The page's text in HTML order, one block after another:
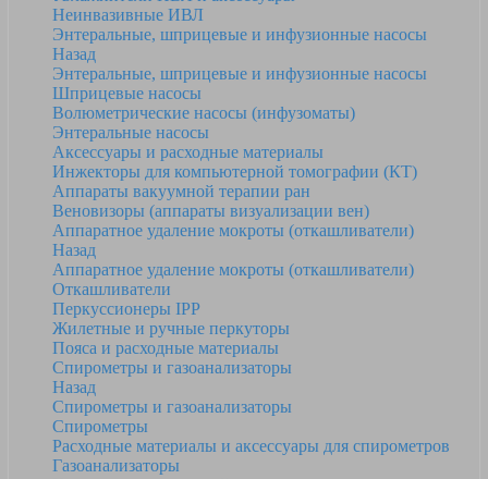
Неинвазивные ИВЛ
Энтеральные, шприцевые и инфузионные насосы
Назад
Энтеральные, шприцевые и инфузионные насосы
Шприцевые насосы
Волюметрические насосы (инфузоматы)
Энтеральные насосы
Аксессуары и расходные материалы
Инжекторы для компьютерной томографии (КТ)
Аппараты вакуумной терапии ран
Веновизоры (аппараты визуализации вен)
Аппаратное удаление мокроты (откашливатели)
Назад
Аппаратное удаление мокроты (откашливатели)
Откашливатели
Перкуссионеры IPP
Жилетные и ручные перкуторы
Пояса и расходные материалы
Спирометры и газоанализаторы
Назад
Спирометры и газоанализаторы
Спирометры
Расходные материалы и аксессуары для спирометров
Газоанализаторы